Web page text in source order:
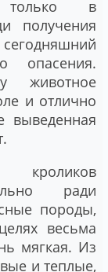
только в
получения
опасения.
животное
и отлично
выведенная
ради
породы,
весьма
мягкая. Из
и теплые,